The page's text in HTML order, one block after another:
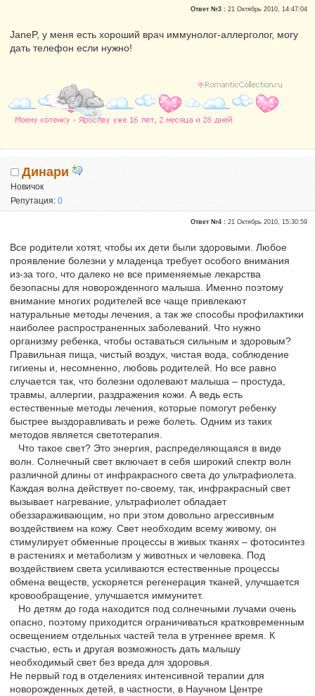
Ответ №3 :21 Октябрь 2010, 14:47:04
JaneP, у меня есть хороший врач иммунолог-аллерголог, могу
дать телефон если нужно!
Динари
Новичок
Репутация:0
Ответ №4 :21 Октябрь 2010, 15:30:59
Все родители хотят, чтобы их дети были здоровыми. Любое
проявление болезни у младенца требует особого внимания
из-за того, что далеко не все применяемые лекарства
безопасны для новорожденного малыша. Именно поэтому
внимание многих родителей все чаще привлекают
натуральные методы лечения, а так же способы профилактики
наиболее распространенных заболеваний. Что нужно
организму ребенка, чтобы оставаться сильным и здоровым?
Правильная пища, чистый воздух, чистая вода, соблюдение
гигиены и, несомненно, любовь родителей. Но все равно
случается так, что болезни одолевают малыша – простуда,
травмы, аллергии, раздражения кожи. А ведь есть
естественные методы лечения, которые помогут ребенку
быстрее выздоравливать и реже болеть. Одним из таких
методов является светотерапия.
Что такое свет? Это энергия, распределяющаяся в виде
волн. Солнечный свет включает в себя широкий спектр волн
различной длины от инфракрасного света до ультрафиолета.
Каждая волна действует по-своему, так, инфракрасный свет
вызывает нагревание, ультрафиолет обладает
обеззараживающим, но при этом довольно агрессивным
воздействием на кожу. Свет необходим всему живому, он
стимулирует обменные процессы в живых тканях – фотосинтез
в растениях и метаболизм у животных и человека. Под
воздействием света усиливаются естественные процессы
обмена веществ, ускоряется регенерация тканей, улучшается
кровообращение, улучшается иммунитет.
Но детям до года находится под солнечными лучами очень
опасно, поэтому приходится ограничиваться кратковременным
освещением отдельных частей тела в утреннее время. К
счастью, есть и другая возможность дать малышу
необходимый свет без вреда для здоровья.
Не первый год в отделениях интенсивной терапии для
новорожденных детей, в частности, в Научном Центре